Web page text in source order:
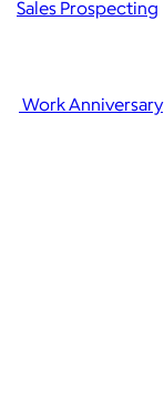
Work Anniversary
Sales Prospecting